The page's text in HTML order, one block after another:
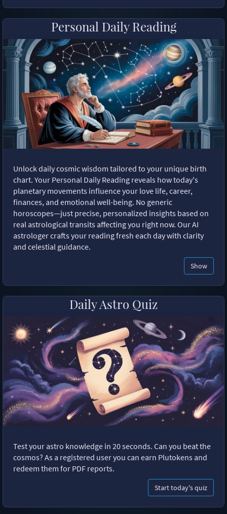
Personal Daily Reading
Unlock daily cosmic wisdom tailored to your unique birth
chart. Your Personal Daily Reading reveals how today's
planetary movements influence your love life, career,
finances, and emotional well-being. No generic
horoscopes—just precise, personalized insights based on
real astrological transits affecting you right now. Our AI
astrologer crafts your reading fresh each day with clarity
and celestial guidance.
Show
Daily Astro Quiz
Test your astro knowledge in 20 seconds. Can you beat the
cosmos? As a registered user you can earn Plutokens and
redeem them for PDF reports.
Start today's quiz